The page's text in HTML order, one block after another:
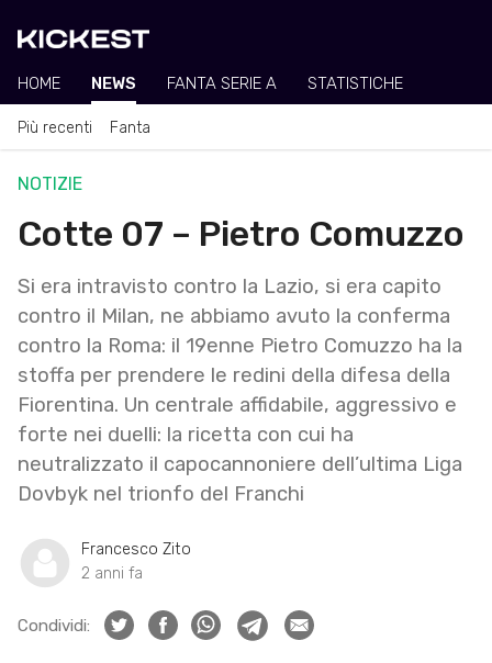
HOME NEWS FANTA SERIE A STATISTICHE
Più recenti Fanta
NOTIZIE
Cotte 07 – Pietro Comuzzo
Si era intravisto contro la Lazio, si era capito
contro il Milan, ne abbiamo avuto la conferma
contro la Roma: il 19enne Pietro Comuzzo ha la
stoffa per prendere le redini della difesa della
Fiorentina. Un centrale affidabile, aggressivo e
forte nei duelli: la ricetta con cui ha
neutralizzato il capocannoniere dell’ultima Liga
Dovbyk nel trionfo del Franchi
Francesco Zito
2 anni fa
Condividi: